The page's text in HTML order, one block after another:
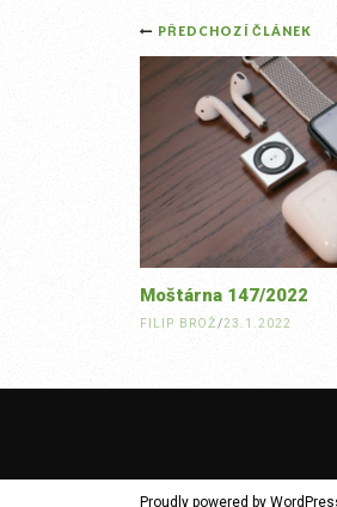
Post
navigation
PŘEDCHOZÍ ČLÁNEK
Moštárna 147/2022
FILIP BROŽ/23.1.2022
Proudly powered by